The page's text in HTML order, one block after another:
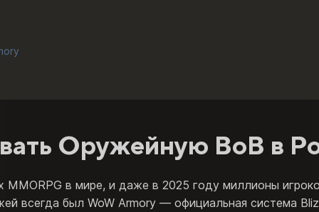
Оружейную ВоВ в
MMORPG в мире, и даже в 2025 году миллионы
всегда был WoW Armory — официальная система